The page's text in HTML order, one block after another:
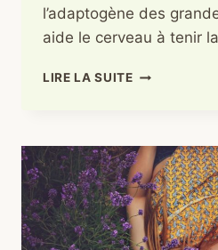
l’adaptogène des
aide le cerveau à tenir
LIRE LA SUITERHODIOLE
:
RETROUVER
LA
CLARTÉ
QUAND
LE